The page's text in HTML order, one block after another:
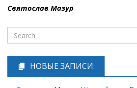
Святослав Мазур
НОВЫЕ ЗАПИСИ: